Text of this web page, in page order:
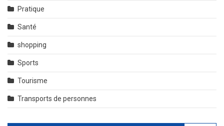
Pratique
Santé
shopping
Sports
Tourisme
Transports de personnes